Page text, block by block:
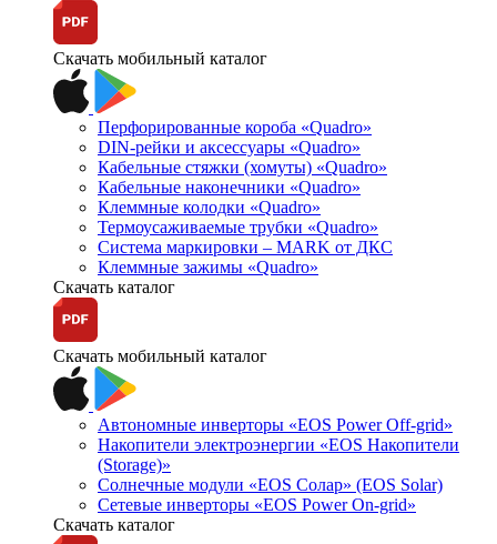
Скачать мобильный каталог
Перфорированные короба «Quadro»
DIN-рейки и аксессуары «Quadro»
Кабельные стяжки (хомуты) «Quadro»
Кабельные наконечники «Quadro»
Клеммные колодки «Quadro»
Термоусаживаемые трубки «Quadro»
Система маркировки – MARK от ДКС
Клеммные зажимы «Quadro»
Скачать каталог
Скачать мобильный каталог
Автономные инверторы «EOS Power Off-grid»
Накопители электроэнергии «EOS Накопители
(Storage)»
Солнечные модули «EOS Солар» (EOS Solar)
Сетевые инверторы «EOS Power On-grid»
Скачать каталог